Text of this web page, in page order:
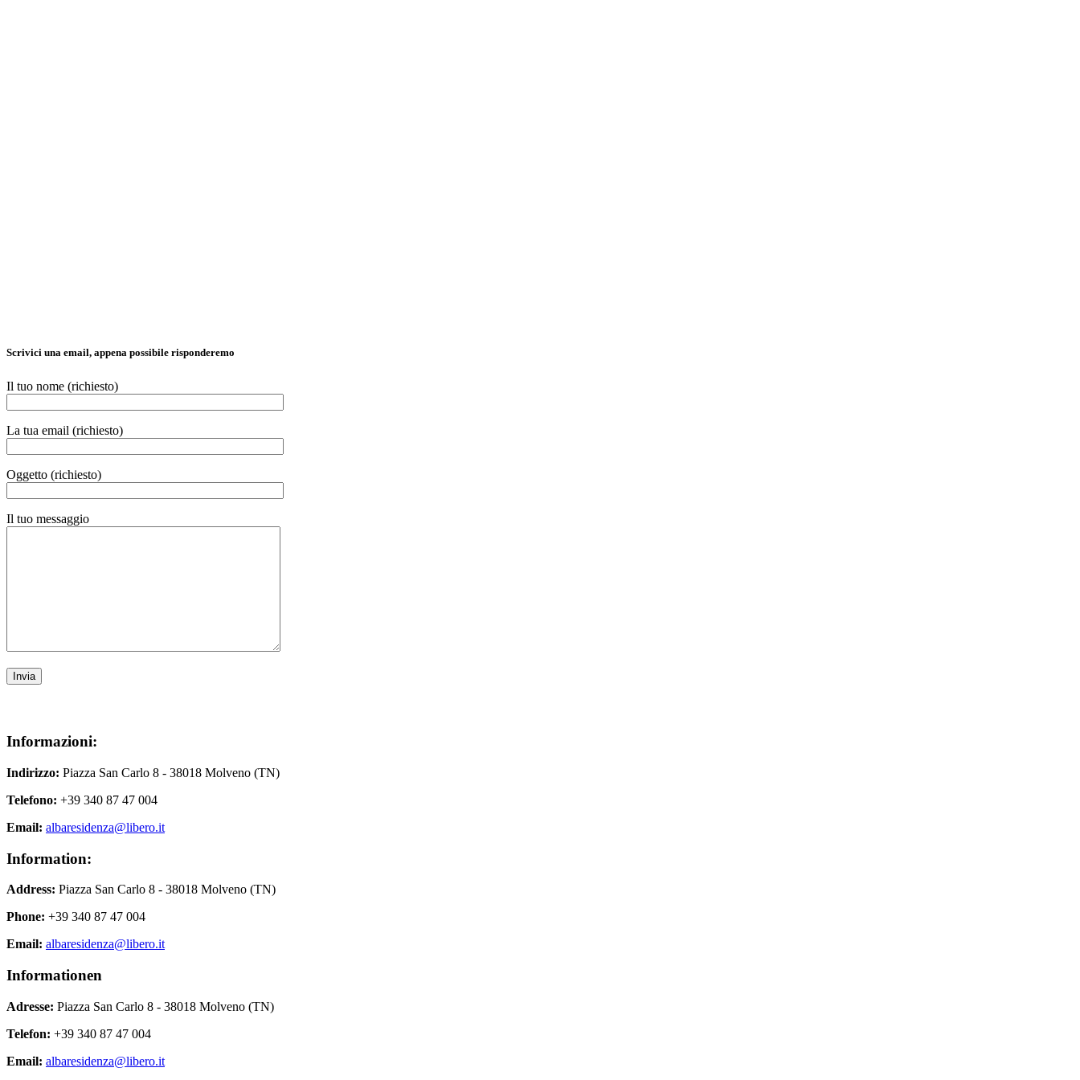
Scrivici una email, appena possibile risponderemo
Il tuo nome (richiesto)
La tua email (richiesto)
Oggetto (richiesto)
Il tuo messaggio
Informazioni:
Indirizzo: Piazza San Carlo 8 - 38018 Molveno (TN)
Telefono: +39 340 87 47 004
Email: albaresidenza@libero.it
Information:
Address: Piazza San Carlo 8 - 38018 Molveno (TN)
Phone: +39 340 87 47 004
Email: albaresidenza@libero.it
Informationen
Adresse: Piazza San Carlo 8 - 38018 Molveno (TN)
Telefon: +39 340 87 47 004
Email: albaresidenza@libero.it